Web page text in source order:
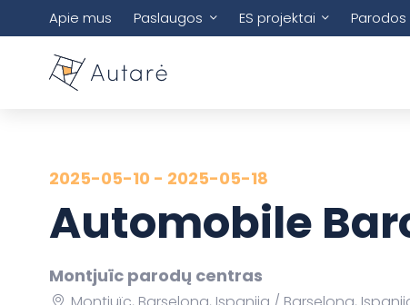
Apie mus Paslaugos ES projektai Parodos
2025-05-10 - 2025-05-18
Automobile
Montjuïc parodų centras